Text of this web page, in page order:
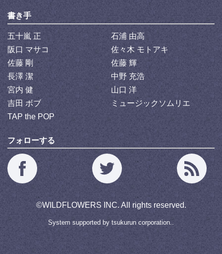
書き手
五十嵐 正
石浦 由高
阪口 マサコ
佐々木 モトアキ
佐藤 剛
佐藤 輝
長澤 潔
中野 充浩
宮内 健
山口 洋
吉田 ボブ
ミュージックソムリエ
TAP the POP
フォローする
©WILDFLOWERS INC. All rights reserved.
System supported by tsukurun corporation..